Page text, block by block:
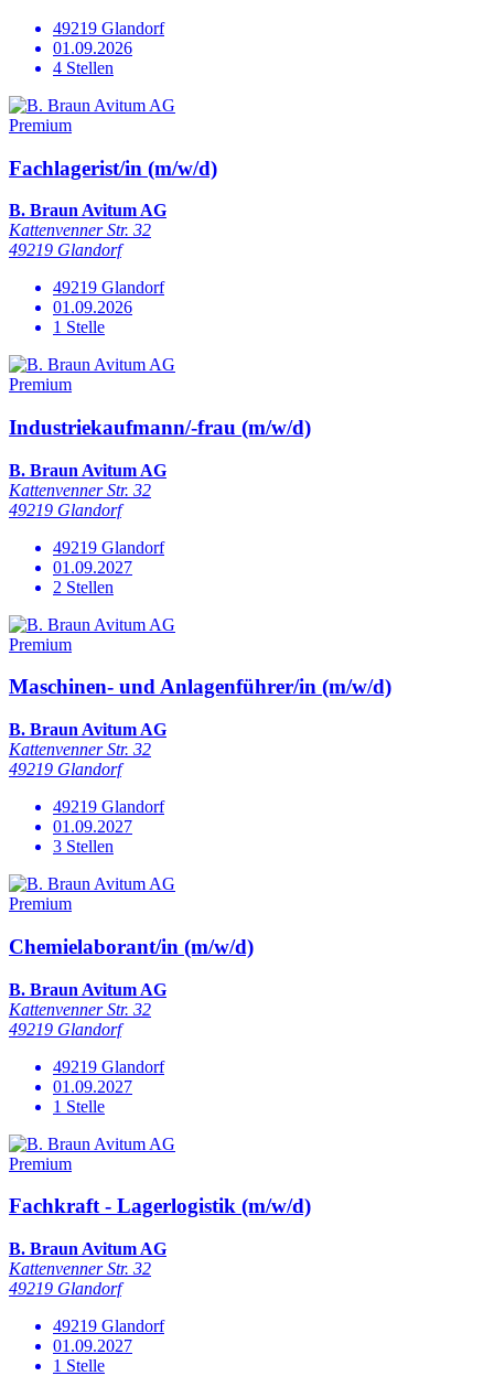
49219 Glandorf
01.09.2026
4 Stellen
Premium
Fachlagerist/in (m/w/d)
B. Braun Avitum AG
Kattenvenner Str. 32
49219 Glandorf
49219 Glandorf
01.09.2026
1 Stelle
Premium
Industriekaufmann/-frau (m/w/d)
B. Braun Avitum AG
Kattenvenner Str. 32
49219 Glandorf
49219 Glandorf
01.09.2027
2 Stellen
Premium
Maschinen- und Anlagenführer/in (m/w/d)
B. Braun Avitum AG
Kattenvenner Str. 32
49219 Glandorf
49219 Glandorf
01.09.2027
3 Stellen
Premium
Chemielaborant/in (m/w/d)
B. Braun Avitum AG
Kattenvenner Str. 32
49219 Glandorf
49219 Glandorf
01.09.2027
1 Stelle
Premium
Fachkraft - Lagerlogistik (m/w/d)
B. Braun Avitum AG
Kattenvenner Str. 32
49219 Glandorf
49219 Glandorf
01.09.2027
1 Stelle